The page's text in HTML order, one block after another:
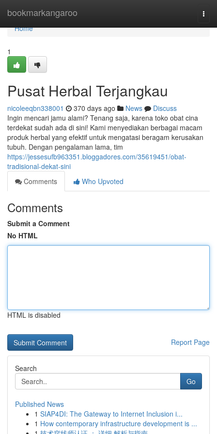
bookmarkangaroo
Home
Home
1
Pusat Herbal Terjangkau
nicoleeqbn338001 370 days ago News
Discuss
Ingin mencari jamu alami? Tenang saja, karena toko obat cina
terdekat sudah ada di sini! Kami menyediakan berbagai macam
produk herbal yang efektif untuk mengatasi beragam kerusakan
tubuh. Dengan pengalaman lama, tim
https://jessesufb963351.bloggadores.com/35619451/obat-
tradisional-dekat-sini
Comments
Who Upvoted
Comments
Submit a Comment
No HTML
HTML is disabled
Report Page
Search
Go
Published News
1 SIAP4DI: The Gateway to Internet Inclusion i...
1 How contemporary infrastructure development is ...